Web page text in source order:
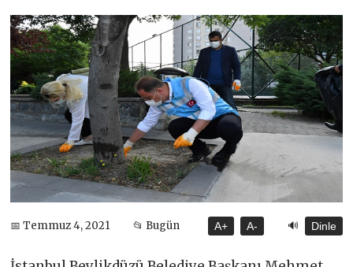
📅 Temmuz 4, 2021 📂 Bugün A+ A- 🔊 Dinle